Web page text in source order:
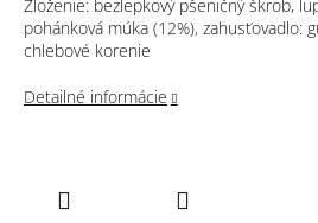
Zloženie: bezlepkový pšeničný škrob,
pohánková múka (12%), zahusťovadlo:
chlebové korenie
Detailné informácie